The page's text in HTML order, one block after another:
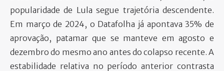
popularidade de Lula segue trajetória descendente.
Em março de 2024, o Datafolha já apontava 35% de
aprovação, patamar que se manteve em agosto e
dezembro do mesmo ano antes do colapso recente. A
estabilidade relativa no período anterior contrasta